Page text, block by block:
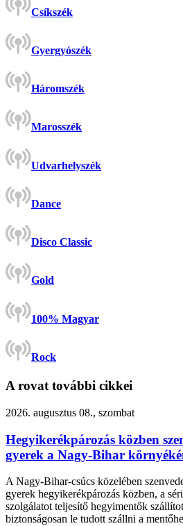
Csíkszék
Gyergyószék
Háromszék
Marosszék
Udvarhelyszék
Dance
Disco Classic
Gold
100% Magyar
Rock
A rovat további cikkei
2026. augusztus 08., szombat
Hegyikerékpározás közben
gyerek a Nagy-Bihar
A Nagy-Bihar-csúcs közelében
gyerek hegyikerékpározás közben, a
szolgálatot teljesítő hegyimentők
biztonságosan le tudott szállni a